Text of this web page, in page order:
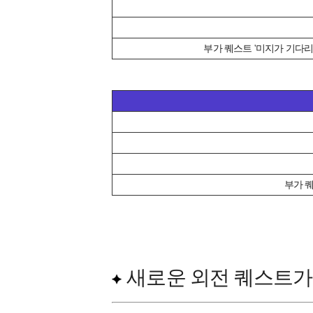
부가 퀘스트 '미지가 기다
부가
새로운 외전 퀘스트